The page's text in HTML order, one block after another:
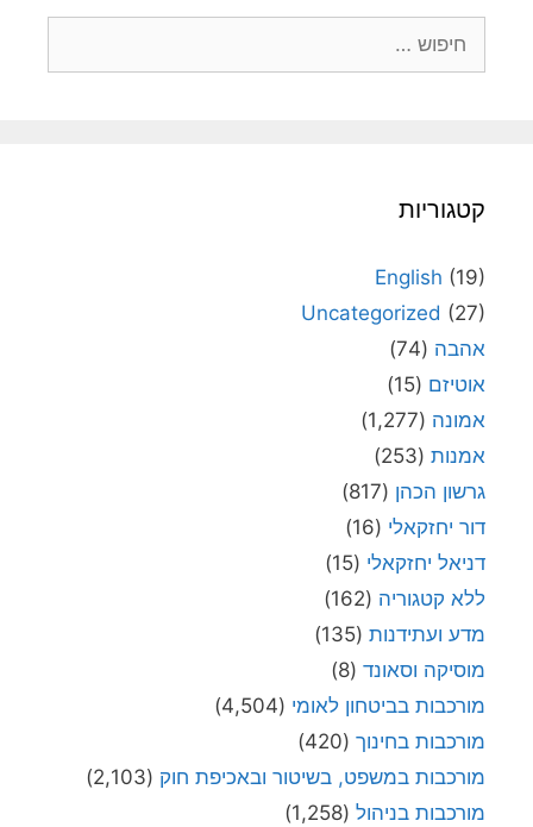
קטגוריות
English (19)
Uncategorized (27)
אהבה (74)
אוטיזם (15)
אמונה (1,277)
אמנות (253)
גרשון הכהן (817)
דור יחזקאלי (16)
דניאל יחזקאלי (15)
ללא קטגוריה (162)
מדע ועתידנות (135)
מוסיקה וסאונד (8)
מורכבות בביטחון לאומי (4,504)
מורכבות בחינוך (420)
מורכבות במשפט, בשיטור ובאכיפת חוק (2,103)
מורכבות בניהול (1,258)